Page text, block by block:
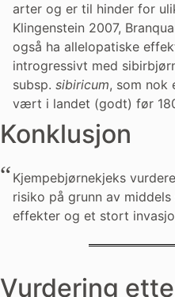
arter og er til hinder for
Klingenstein 2007,
også ha allelopatiske
introgressivt med
subsp. sibiricum, som nok
vært i landet (godt) før
Konklusjon
Kjempebjørnekjeks
risiko på grunn av
effekter og et stort
Vurdering